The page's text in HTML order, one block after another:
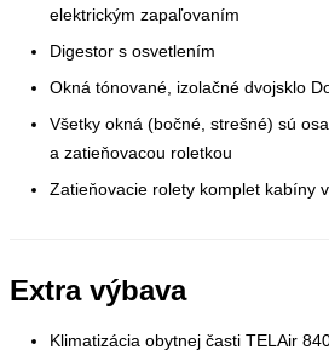
elektrickým zapaľovaním
Digestor s osvetlením
Okná tónované, izolačné dvojsklo
Všetky okná (bočné, strešné) sú
a zatieňovacou roletkou
Zatieňovacie rolety komplet kabíny
Extra výbava
Klimatizácia obytnej časti TELAir